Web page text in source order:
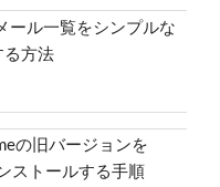
ール一覧をシンプルな
る方法
の旧バージョンを
ストールする手順